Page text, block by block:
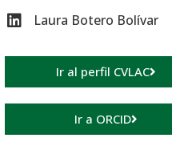
Laura Botero Bolívar
Ir al perfil CVLAC
Ir a ORCID